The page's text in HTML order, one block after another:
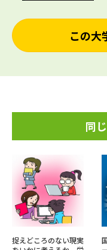
この大
同
捉えどころのない現実